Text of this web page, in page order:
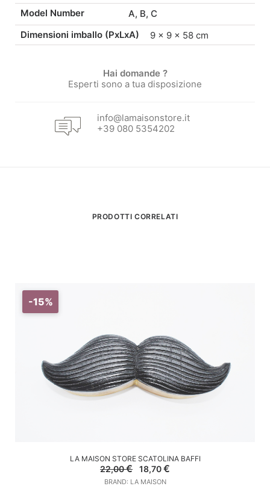
Model Number
A, B, C
Dimensioni imballo (PxLxA)
9 × 9 × 58 cm
Hai domande ?
Esperti sono a tua disposizione
info@lamaisonstore.it
+39 080 5354202
PRODOTTI CORRELATI
-15%
AGGIUNGI AL CARRELLO
LA MAISON STORE SCATOLINA BAFFI
22,00€
Il
prezzo
originale
18,70€Il
BRAND: LA MAISON